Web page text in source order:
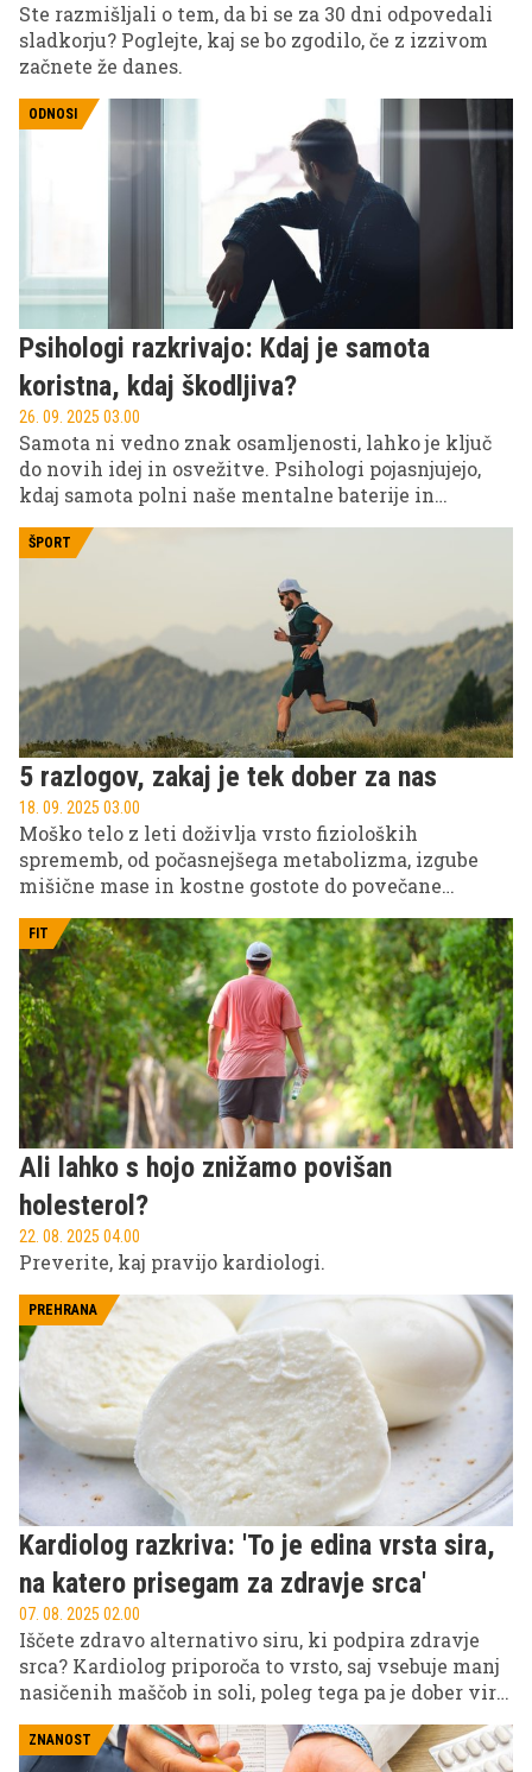
Ste razmišljali o tem, da bi se za 30 dni odpovedali
sladkorju? Poglejte, kaj se bo zgodilo, če z izzivom
začnete že danes.
ODNOSI
Psihologi razkrivajo: Kdaj je samota
koristna, kdaj škodljiva?
26. 09. 2025 03.00
Samota ni vedno znak osamljenosti, lahko je ključ
do novih idej in osvežitve. Psihologi pojasnjujejo,
kdaj samota polni naše mentalne baterije in
naše psihično in fizično zdravje.
ŠPORT
5 razlogov, zakaj je tek dober za nas
18. 09. 2025 03.00
Moško telo z leti doživlja vrsto fizioloških
sprememb, od počasnejšega metabolizma, izgube
mišične mase in kostne gostote do povečane
dovzetnosti za srčno-žilna obolenja. Eden
najučinkovitejših načinov, kako te procese
upočasniti, je redna telesna aktivnost, kjer ima tek
posebno mesto.
FIT
Ali lahko s hojo znižamo povišan
holesterol?
22. 08. 2025 04.00
Preverite, kaj pravijo kardiologi.
PREHRANA
Kardiolog razkriva: 'To je edina vrsta sira,
na katero prisegam za zdravje srca'
07. 08. 2025 02.00
Iščete zdravo alternativo siru, ki podpira zdravje
srca? Kardiolog priporoča to vrsto, saj vsebuje manj
nasičenih maščob in soli, poleg tega pa je dober vir
ZNANOST